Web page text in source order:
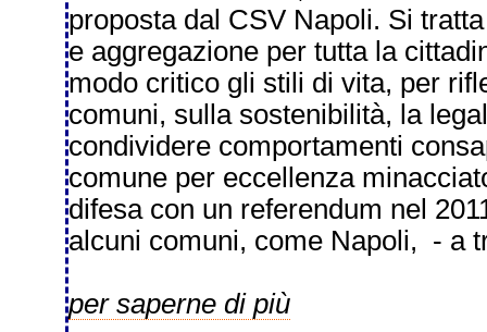
proposta dal CSV Napoli. Si
e aggregazione per tutta la
modo critico gli stili di vita, per
comuni, sulla sostenibilità, la
condividere comportamenti
comune per eccellenza
difesa con un referendum nel
alcuni comuni, come Napoli, - a
per saperne di più